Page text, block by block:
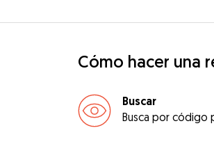
Cómo hacer una
Buscar
Busca por código